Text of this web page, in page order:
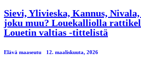
Sievi, Ylivieska, Kannus,
joku muu? Louekalliolla
Louetin valtias -tittelistä
Elävä maaseutu 12. maaliskuuta, 2026